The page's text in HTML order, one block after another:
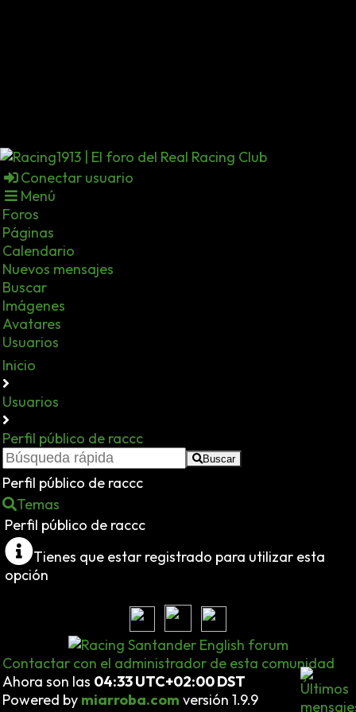
Conectar usuario
Menú
Foros
Páginas
Calendario
Nuevos mensajes
Buscar
Imágenes
Avatares
Usuarios
Inicio
Usuarios
Perfil público de raccc
Buscar
Perfil público de raccc
Temas
Perfil público de raccc
Tienes que estar registrado para utilizar esta
opción
Contactar con el administrador de esta comunidad
Ahora son las 04:33 UTC+02:00 DST
Powered by miarroba.com versión 1.9.9